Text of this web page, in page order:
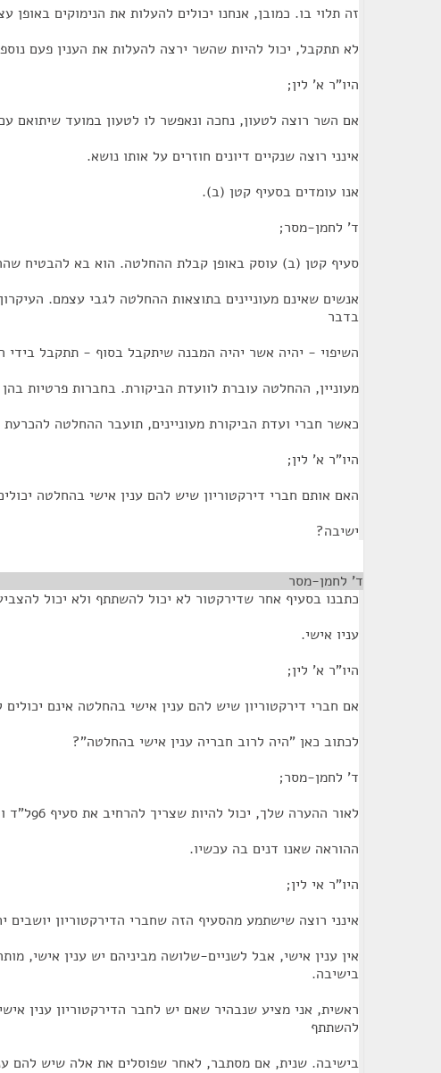
זה תלוי בו. כמובן, אנחנו יכולים להעלות את הנימוקים באופן
לא תתקבל, יכול להיות שהשר ירצה להעלות את הענין פעם
היו"ר א' לין;
אם השר רוצה לטעון, נחכה ונאפשר לו לטעון במועד שיתואם
אינני רוצה שנקיים דיונים חוזרים על אותו נושא.
אנו עומדים בסעיף קטן (ב).
ד' לחמן-מסר;
סעיף קטן (ב) עוסק באופן קבלת ההחלטה. הוא בא להבטיח
אנשים שאינם מעוניינים בתוצאות ההחלטה לגבי עצמם.
בדבר
השיפוי - יהיה אשר יהיה המבנה שיתקבל בסוף - תתקבל בידי
מעוניין, ההחלטה עוברת לוועדת הביקורת. בחברות פרטיות בהן
כאשר חברי ועדת הביקורת מעוניינים, תועבר ההחלטה
היו"ר א' לין;
האם אותם חברי דירקטוריון שיש להם ענין אישי בהחלטה
ישיבה?
ד' לחמן-מסר
כתבנו בסעיף אחר שדירקטור לא יכול להשתתף ולא יכול
עניו אישי.
היו"ר א' לין;
אם חברי דירקטוריון שיש להם ענין אישי בהחלטה אינם
לכתוב כאן "היה לרוב חבריה ענין אישי בהחלטה"?
ד' לחמן-מסר;
לאור ההערה שלך, יכול להיות שצריך להרחיב את סעיף 96ל"ד ולכלול בו גם את
ההוראה שאנו דנים בה עכשיו.
היו"ר אי לין;
אינני רוצה שישתמע מהסעיף הזה שחברי הדירקטוריון יושבים
אין ענין אישי, אבל לשניים-שלושה מביניהם יש ענין אישי,
בישיבה.
ראשית, אני מציע שנבהיר שאם יש לחבר הדירקטוריון ענין אישי
להשתתף
בישיבה. שנית, אם מסתבר, לאחר שפוסלים את אלה שיש להם